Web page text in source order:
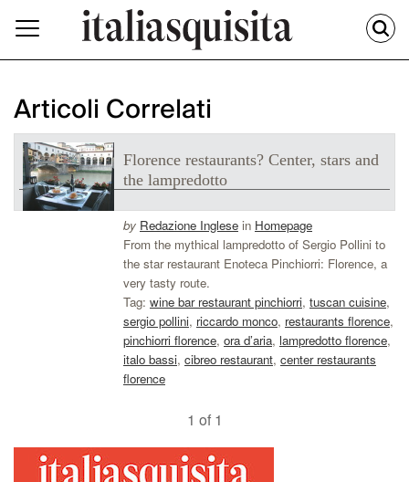
Articoli Correlati
Florence restaurants? Center, stars and
the lampredotto
by Redazione Inglese in Homepage
From the mythical lampredotto of Sergio Pollini to
the star restaurant Enoteca Pinchiorri: Florence, a
very tasty route.
Tag: wine bar restaurant pinchiorri, tuscan cuisine,
sergio pollini, riccardo monco, restaurants florence,
pinchiorri florence, ora d’aria, lampredotto florence,
italo bassi, cibreo restaurant, center restaurants
florence
1 of 1